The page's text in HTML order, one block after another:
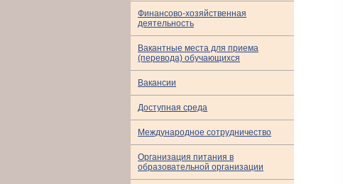
Финансово-хозяйственная
деятельность
Вакантные места для приема
(перевода) обучающихся
Вакансии
Доступная среда
Международное сотрудничество
Организация питания в
образовательной организации